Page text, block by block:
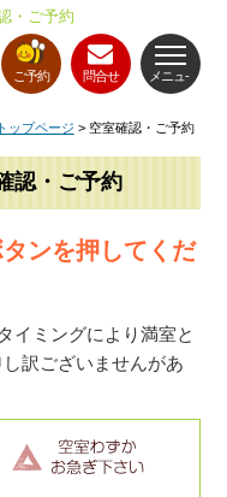
・ご予約
問合せ
ご予約 メニュ-
トップページ > 空室確認・ご予約
認・ご予約
ンを押してくだ
イミングにより満室と
訳ございませんがあ